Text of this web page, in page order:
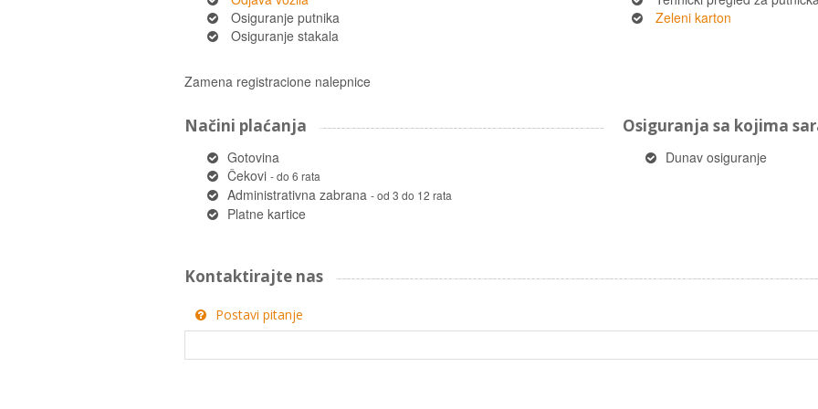
Osiguranje putnika
Osiguranje stakala
Zeleni karton
Zamena registracione nalepnice
Načini plaćanja
Gotovina
Čekovi - do 6 rata
Administrativna zabrana - od 3 do 12 rata
Platne kartice
Osiguranja sa kojima
Dunav osiguranje
Kontaktirajte nas
Postavi pitanje